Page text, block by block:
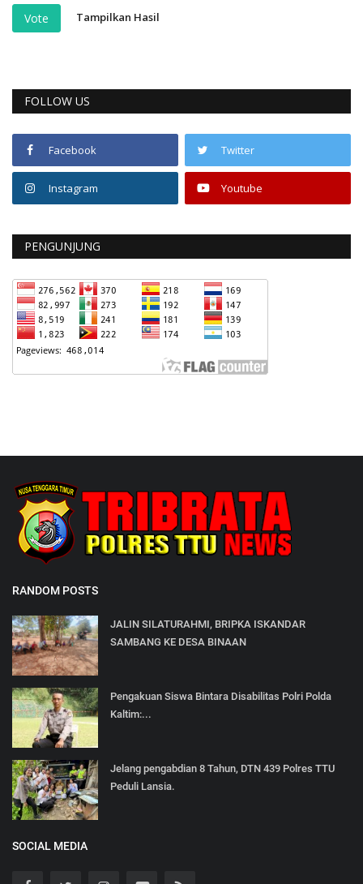
Vote Tampilkan Hasil
FOLLOW US
Facebook Twitter
Instagram Youtube
PENGUNJUNG
RANDOM POSTS
JALIN SILATURAHMI, BRIPKA ISKANDAR
SAMBANG KE DESA BINAAN
Pengakuan Siswa Bintara Disabilitas Polri Polda
Kaltim:...
Jelang pengabdian 8 Tahun, DTN 439 Polres TTU
Peduli Lansia.
SOCIAL MEDIA